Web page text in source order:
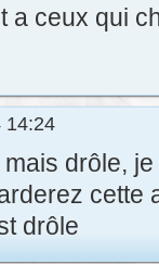
a ceux qui
14:24
drôle,
cette
drôle